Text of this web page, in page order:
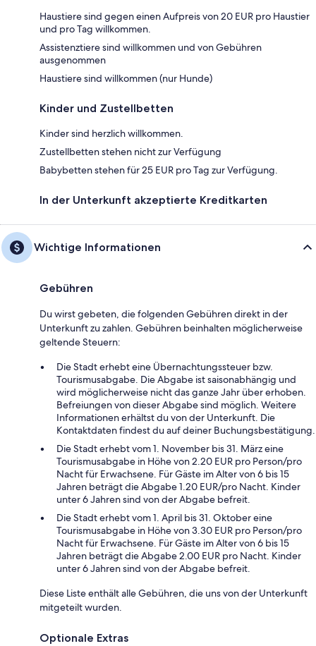
Haustiere sind gegen einen Aufpreis von 20 EUR pro Haustier
und pro Tag willkommen.
Assistenztiere sind willkommen und von Gebühren
ausgenommen
Haustiere sind willkommen (nur Hunde)
Kinder und Zustellbetten
Kinder sind herzlich willkommen.
Zustellbetten stehen nicht zur Verfügung
Babybetten stehen für 25 EUR pro Tag zur Verfügung.
In der Unterkunft akzeptierte Kreditkarten
Wichtige Informationen
Gebühren
Du wirst gebeten, die folgenden Gebühren direkt in der
Unterkunft zu zahlen. Gebühren beinhalten möglicherweise
geltende Steuern:
Die Stadt erhebt eine Übernachtungssteuer bzw.
Tourismusabgabe. Die Abgabe ist saisonabhängig und
wird möglicherweise nicht das ganze Jahr über erhoben.
Befreiungen von dieser Abgabe sind möglich. Weitere
Informationen erhältst du von der Unterkunft. Die
Kontaktdaten findest du auf deiner Buchungsbestätigung.
Die Stadt erhebt vom 1. November bis 31. März eine
Tourismusabgabe in Höhe von 2.20 EUR pro Person/pro
Nacht für Erwachsene. Für Gäste im Alter von 6 bis 15
Jahren beträgt die Abgabe 1.20 EUR/pro Nacht. Kinder
unter 6 Jahren sind von der Abgabe befreit.
Die Stadt erhebt vom 1. April bis 31. Oktober eine
Tourismusabgabe in Höhe von 3.30 EUR pro Person/pro
Nacht für Erwachsene. Für Gäste im Alter von 6 bis 15
Jahren beträgt die Abgabe 2.00 EUR pro Nacht. Kinder
unter 6 Jahren sind von der Abgabe befreit.
Diese Liste enthält alle Gebühren, die uns von der Unterkunft
mitgeteilt wurden.
Optionale Extras